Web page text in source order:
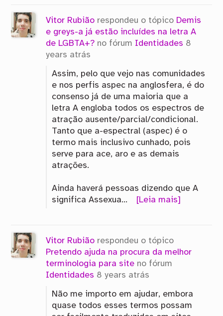
Vitor Rubião respondeu o tópico Demis
e greys-a já estão incluídes na letra A
de LGBTA+? no fórum Identidades 8
years atrás
Assim, pelo que vejo nas comunidades
e nos perfis aspec na anglosfera, é do
consenso já de uma maioria que a
letra A engloba todos os espectros de
atração ausente/parcial/condicional.
Tanto que a-espectral (aspec) é o
termo mais inclusivo cunhado, pois
serve para ace, aro e as demais
atrações.
Ainda haverá pessoas dizendo que A
significa Assexua…
[Leia mais]
Vitor Rubião respondeu o tópico
Pretendo ajuda na procura da melhor
terminologia para site no fórum
Identidades 8 years atrás
Não me importo em ajudar, embora
quase todos esses termos possam